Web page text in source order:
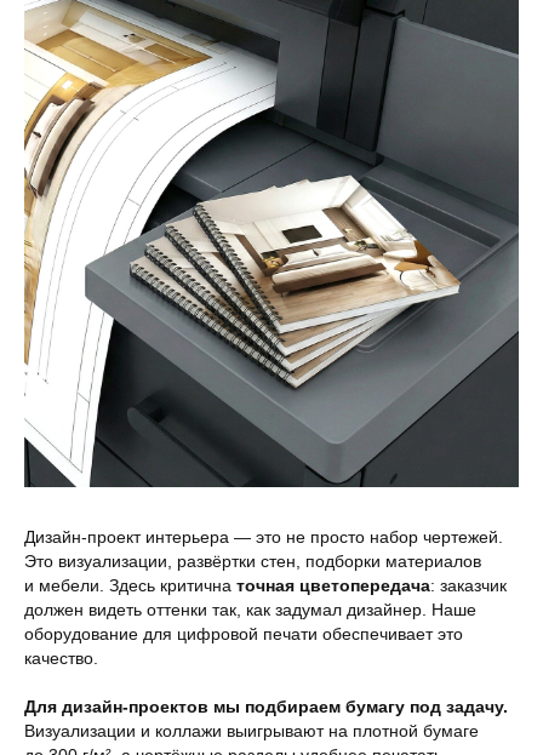
Дизайн-проект интерьера — это не просто набор чертежей.
Это визуализации, развёртки стен, подборки материалов
и мебели. Здесь критична точная цветопередача: заказчик
должен видеть оттенки так, как задумал дизайнер. Наше
оборудование для цифровой печати обеспечивает это
качество.
Для дизайн-проектов мы подбираем бумагу под задачу.
Визуализации и коллажи выигрывают на плотной бумаге